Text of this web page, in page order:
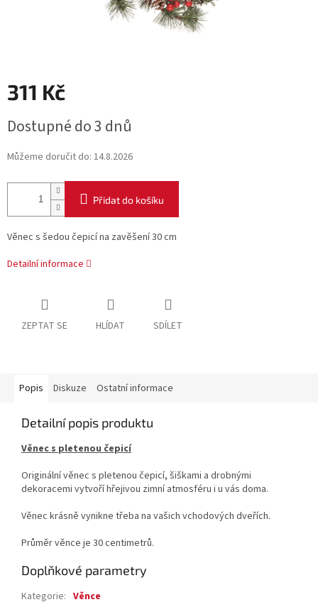
311 Kč
cena:
Dostupné do 3 dnů
Můžeme doručit do: 14.8.2026
Přidat do košíku
Věnec s šedou čepicí na zavěšení 30 cm
Detailní informace
ZEPTAT SE HLÍDAT SDÍLET
Popis Diskuze Ostatní informace
Detailní popis produktu
Věnec s pletenou čepicí
Originální věnec s pletenou čepicí, šiškami a drobnými
dekoracemi vytvoří hřejivou zimní atmosféru i u vás doma.
Věnec krásně vynikne třeba na vašich vchodových dveřích.
Průměr věnce je 30 centimetrů.
Doplňkové parametry
Kategorie: Věnce